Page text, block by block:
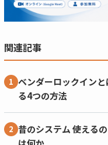
関連記事
ベンダーロックイン
る4つの方法
昔のシステム 使える